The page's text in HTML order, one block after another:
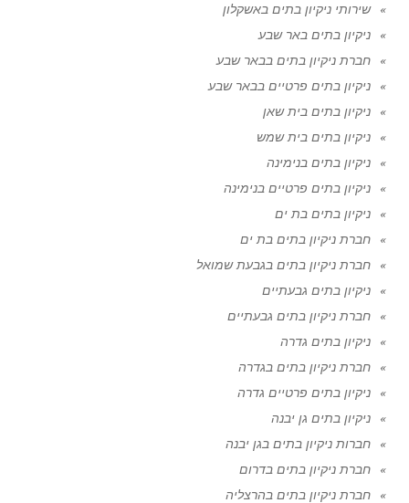
שירותי ניקיון בתים באשקלון
ניקיון בתים באר שבע
חברת ניקיון בתים בבאר שבע
ניקיון בתים פרטיים בבאר שבע
ניקיון בתים בית שאן
ניקיון בתים בית שמש
ניקיון בתים בנימינה
ניקיון בתים פרטיים בנימינה
ניקיון בתים בת ים
חברת ניקיון בתים בת ים
חברת ניקיון בתים בגבעת שמואל
ניקיון בתים גבעתיים
חברת ניקיון בתים גבעתיים
ניקיון בתים גדרה
חברת ניקיון בתים בגדרה
ניקיון בתים פרטיים גדרה
ניקיון בתים גן יבנה
חברות ניקיון בתים בגן יבנה
חברת ניקיון בתים בדרום
חברת ניקיון בתים בהרצליה